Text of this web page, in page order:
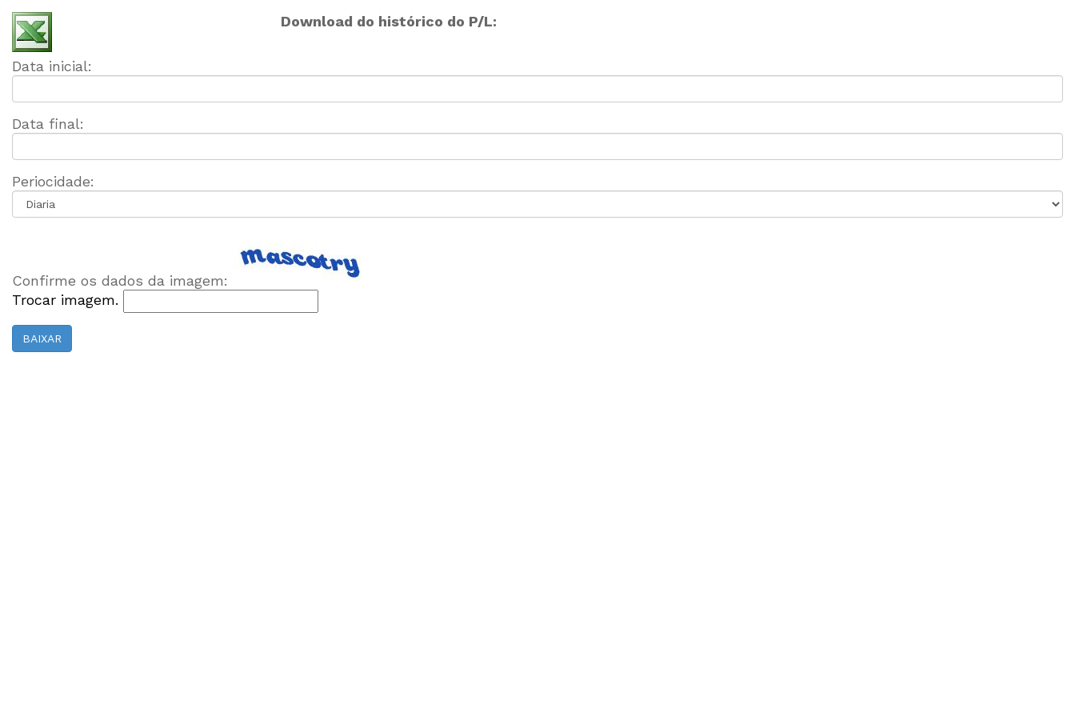
Download do histórico do P/L:
Data inicial:
Data final:
Periocidade:
Confirme os dados da imagem:
Trocar imagem.